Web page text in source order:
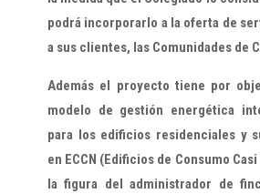
podrá incorporarlo a la oferta de
a sus clientes, las Comunidades de
Además el proyecto tiene por
modelo de gestión energética
para los edificios residenciales y
en ECCN (Edificios de Consumo
la figura del administrador de